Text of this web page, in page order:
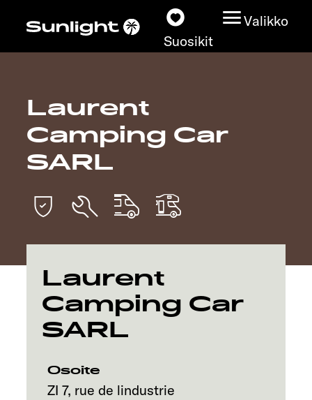
Suosikit
Valikko
Matkailuautot
Konfiguraattori
Löydä oma Sunlightisi
Tutustu
Lisätietoja
Laurent
Camping Car
SARL
Laurent
Camping Car
SARL
Osoite
ZI 7, rue de lindustrie